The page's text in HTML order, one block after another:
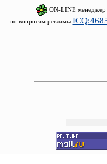
ON-LINE менеджер
по вопросам рекламы